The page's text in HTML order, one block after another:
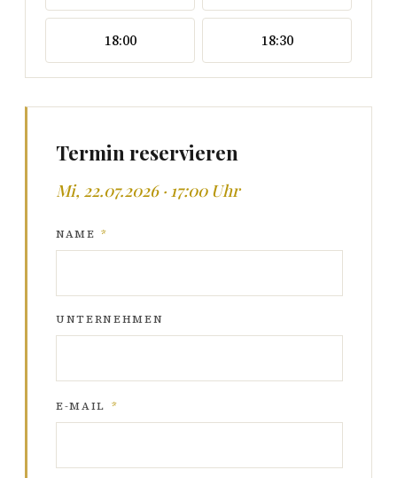
18:00 18:30
Termin reservieren
Mi, 22.07.2026 · 17:00 Uhr
NAME *
UNTERNEHMEN
E-MAIL *